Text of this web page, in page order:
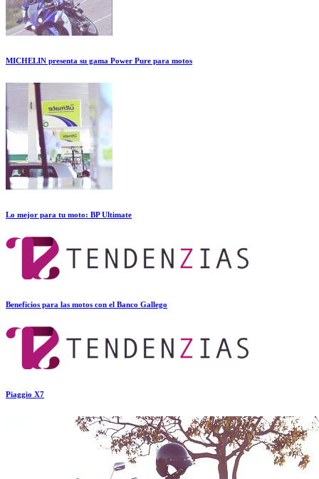
MICHELIN presenta su gama Power Pure para motos
Lo mejor para tu moto: BP Ultimate
Beneficios para las motos con el Banco Gallego
Piaggio X7